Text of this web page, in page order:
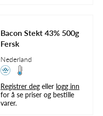
Bacon Stekt 43% 500g
Fersk
Nederland
Registrer deg eller logg inn
for å se priser og bestille
varer.